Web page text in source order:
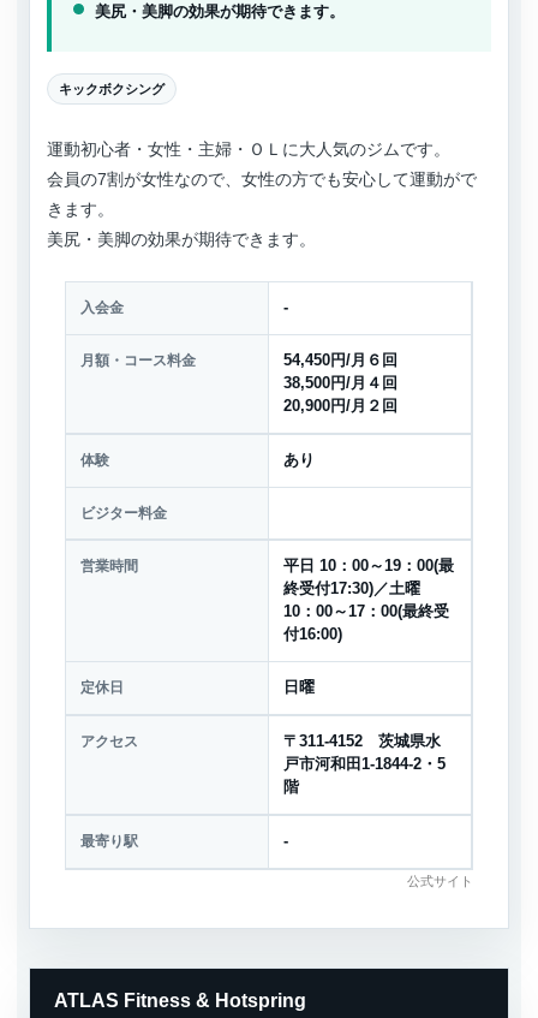
美尻・美脚の効果が期待できます。
キックボクシング
運動初心者・女性・主婦・ＯＬに大人気のジムです。
会員の7割が女性なので、女性の方でも安心して運動がで
きます。
美尻・美脚の効果が期待できます。
入会金 -
月額・コース料金
54,450円/月６回
38,500円/月４回
20,900円/月２回
体験 あり
ビジター料金
営業時間
平日 10：00～19：00(最
終受付17:30)／土曜
10：00～17：00(最終受
付16:00)
定休日 日曜
アクセス
〒311-4152 茨城県水
戸市河和田1-1844-2・5
階
最寄り駅 -
公式サイト
ATLAS Fitness & Hotspring